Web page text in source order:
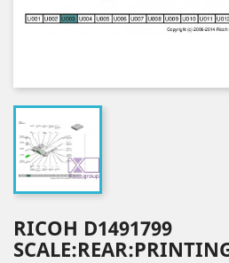
RICOH D1491799